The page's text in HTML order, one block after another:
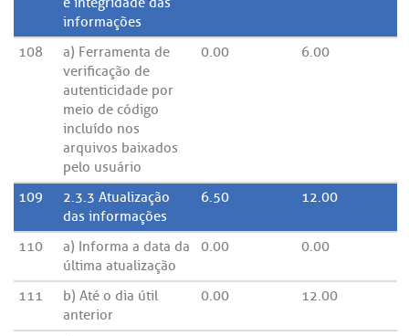
informações
108
a) Ferramenta de
verificação de
autenticidade por
meio de código
incluído nos
arquivos baixados
pelo usuário
0.00 6.00
109
2.3.3 Atualização
das informações
6.50 12.00
110
a) Informa a data da
última atualização
0.00 0.00
111
b) Até o dia útil
anterior
0.00 12.00